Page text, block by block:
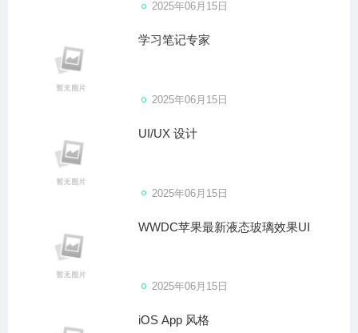
2025年06月15日
学习笔记专家
2025年06月15日
UI/UX 设计
2025年06月15日
WWDC苹果最新液态玻璃效果UI
2025年06月15日
iOS App 风格